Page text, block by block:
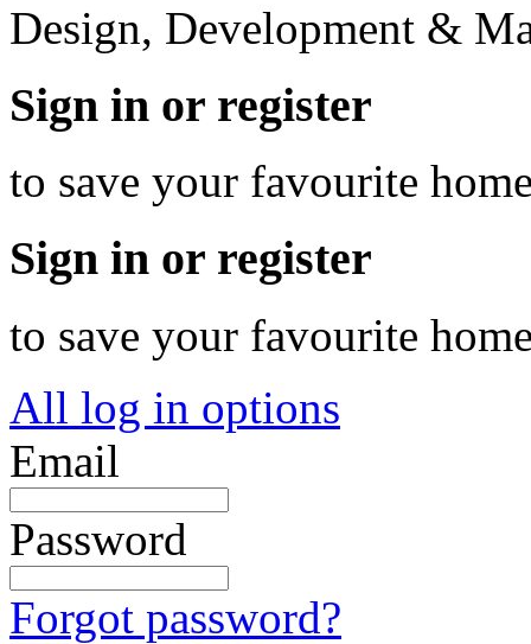
Design, Development &
Sign in or register
to save your favourite
Sign in or register
to save your favourite
All log in options
Email
Password
Forgot password?